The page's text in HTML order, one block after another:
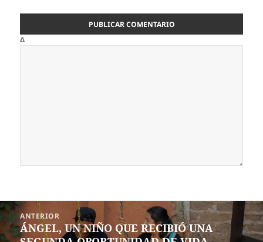
Δ
Navegación
de
entradas
ANTERIOR
Entrada
ÁNGEL, UN NIÑO QUE RECIBIÓ UNA